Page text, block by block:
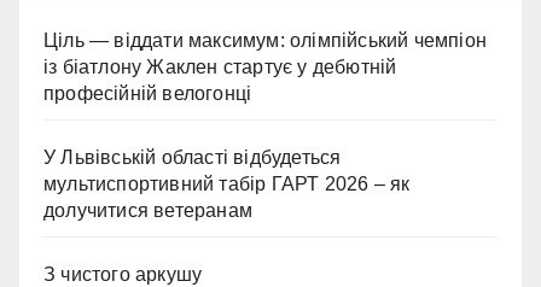
Ціль — віддати максимум: олімпійський чемпіон
із біатлону Жаклен стартує у дебютній
професійній велогонці
У Львівській області відбудеться
мультиспортивний табір ГАРТ 2026 – як
долучитися ветеранам
З чистого аркушу